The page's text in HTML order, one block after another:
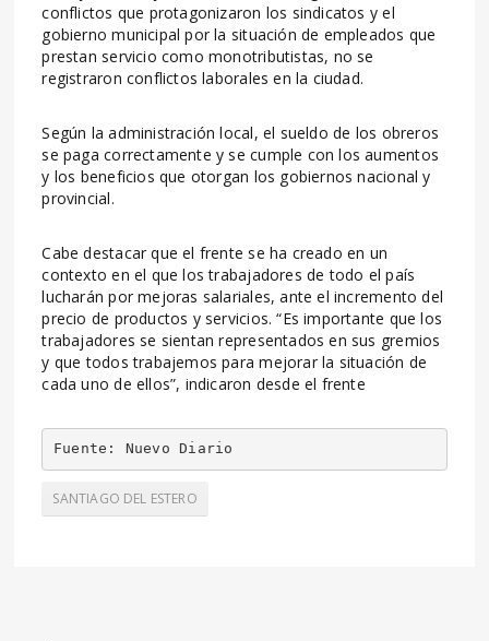
conflictos que protagonizaron los sindicatos y el
gobierno municipal por la situación de empleados que
prestan servicio como monotributistas, no se
registraron conflictos laborales en la ciudad.
Según la administración local, el sueldo de los obreros
se paga correctamente y se cumple con los aumentos
y los beneficios que otorgan los gobiernos nacional y
provincial.
Cabe destacar que el frente se ha creado en un
contexto en el que los trabajadores de todo el país
lucharán por mejoras salariales, ante el incremento del
precio de productos y servicios. “Es importante que los
trabajadores se sientan representados en sus gremios
y que todos trabajemos para mejorar la situación de
cada uno de ellos”, indicaron desde el frente
Fuente: Nuevo Diario
SANTIAGO DEL ESTERO